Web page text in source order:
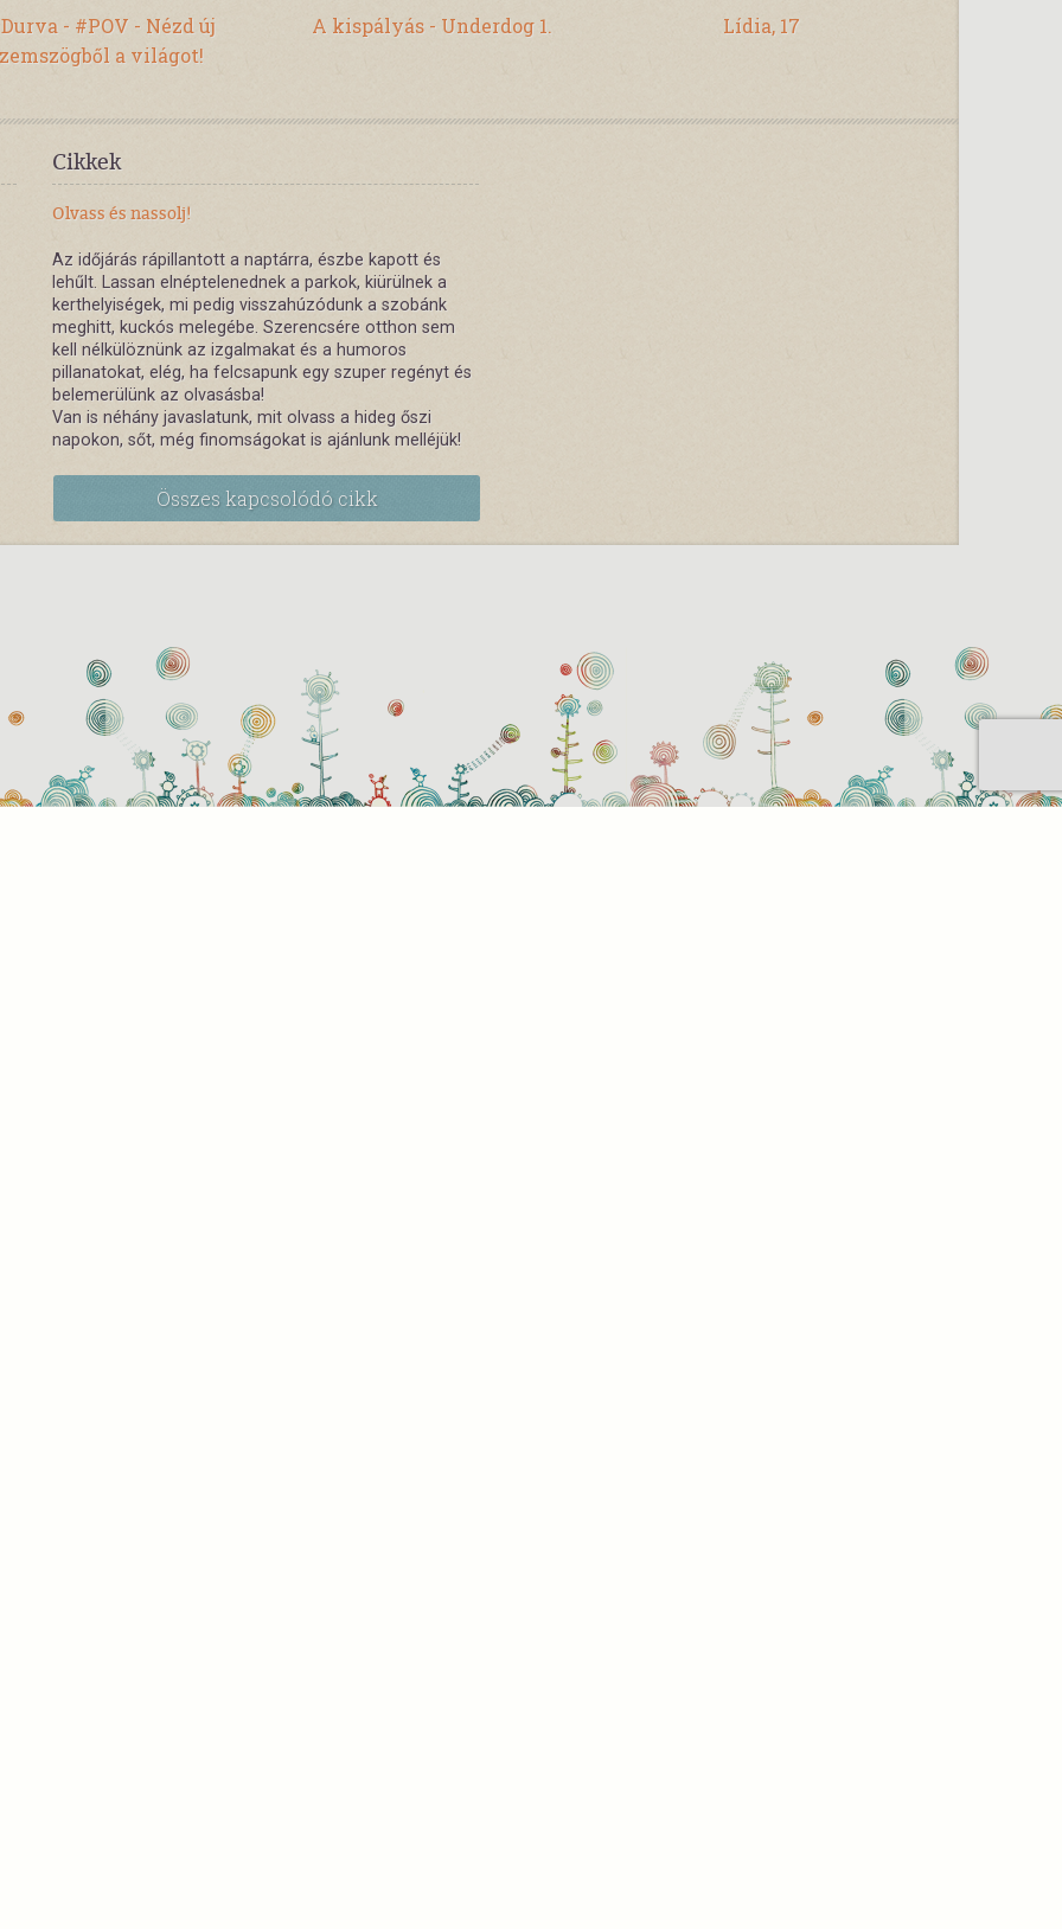
Durva - #POV - Nézd új
a világot!
A kispályás - Underdog 1. Lídia, 17
Cikkek
Olvass és nassolj!
Az időjárás rápillantott a naptárra, észbe kapott és
lehűlt. Lassan elnéptelenednek a parkok, kiürülnek a
kerthelyiségek, mi pedig visszahúzódunk a szobánk
meghitt, kuckós melegébe. Szerencsére otthon sem
kell nélkülöznünk az izgalmakat és a humoros
pillanatokat, elég, ha felcsapunk egy szuper regényt és
belemerülünk az olvasásba!
Van is néhány javaslatunk, mit olvass a hideg őszi
napokon, sőt, még finomságokat is ajánlunk melléjük!
Összes kapcsolódó cikk